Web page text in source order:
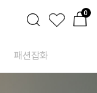
0
패션잡화